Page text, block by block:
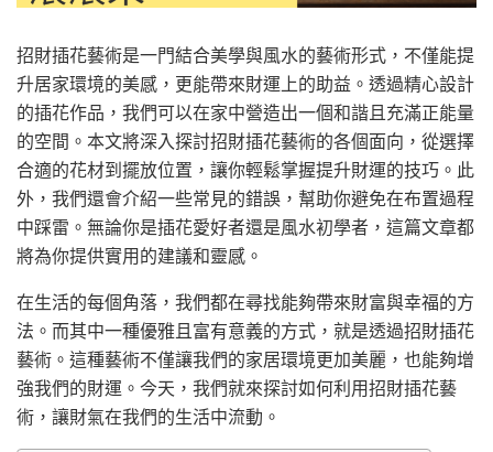
招財插花藝術是一門結合美學與風水的藝術形式，不僅能提
升居家環境的美感，更能帶來財運上的助益。透過精心設計
的插花作品，我們可以在家中營造出一個和諧且充滿正能量
的空間。本文將深入探討招財插花藝術的各個面向，從選擇
合適的花材到擺放位置，讓你輕鬆掌握提升財運的技巧。此
外，我們還會介紹一些常見的錯誤，幫助你避免在布置過程
中踩雷。無論你是插花愛好者還是風水初學者，這篇文章都
將為你提供實用的建議和靈感。
在生活的每個角落，我們都在尋找能夠帶來財富與幸福的方
法。而其中一種優雅且富有意義的方式，就是透過招財插花
藝術。這種藝術不僅讓我們的家居環境更加美麗，也能夠增
強我們的財運。今天，我們就來探討如何利用招財插花藝
術，讓財氣在我們的生活中流動。